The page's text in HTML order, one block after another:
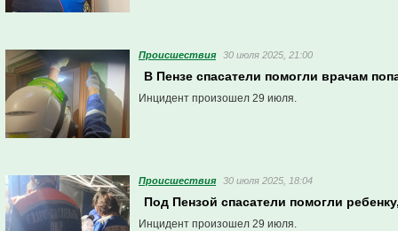
Проиcшествия 30 июля 2025, 21:00
В Пензе спасатели помогли врачам
Инцидент произошел 29 июля.
Проиcшествия 30 июля 2025, 18:04
Под Пензой спасатели помогли
Инцидент произошел 29 июля.